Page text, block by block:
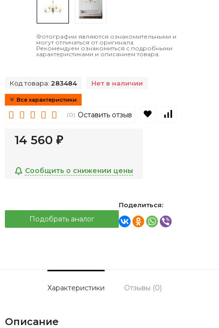
Фотографии являются ознакомительными и
могут отличаться от оригинала.
Рекомендуем ознакомиться с подробными
характеристиками и описанием товара.
Код товара: 283484 Нет в наличии
Все характеристики
(0) Оставить отзыв В избранное
14 560 ₽
Сообщить о снижении цены
Подобрать аналог
Поделиться:
Характеристики Отзывы (0)
Описание